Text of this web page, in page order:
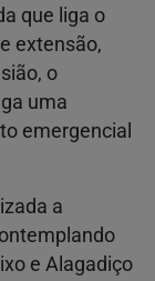
que liga o
extensão,
o
uma
emergencial
a
e Alagadiço